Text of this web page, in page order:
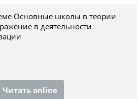
Основные школы в теории
в деятельности
Читать online